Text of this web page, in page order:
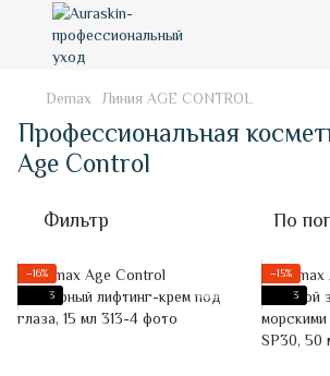
Demax Линия AGE CONTROL
Профессиональная
Age Control
Фильтр По
−16%
3
−15%
3